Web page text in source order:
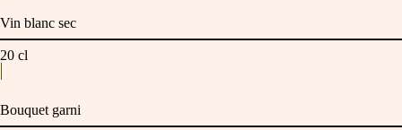
Vin blanc sec
20 cl
Bouquet garni